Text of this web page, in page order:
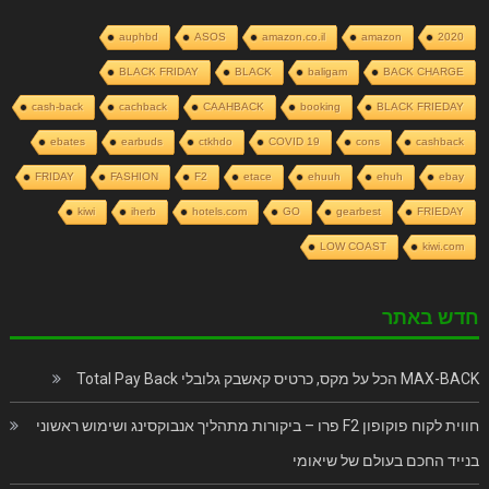
2020
amazon
amazon.co.il
ASOS
auphbd
BACK CHARGE
baligam
BLACK
BLACK FRIDAY
BLACK FRIEDAY
booking
CAAHBACK
cachback
cash-back
cashback
cons
COVID 19
ctkhdo
earbuds
ebates
ebay
ehuh
ehuuh
etace
F2
FASHION
FRIDAY
FRIEDAY
gearbest
GO
hotels.com
iherb
kiwi
kiwi.com
LOW COAST
חדש באתר
MAX-BACK הכל על מקס, כרטיס קאשבק גלובלי Total Pay Back
חווית לקוח פוקופון F2 פרו – ביקורות מתהליך אנבוקסינג ושימוש ראשוני
בנייד החכם בעולם של שיאומי